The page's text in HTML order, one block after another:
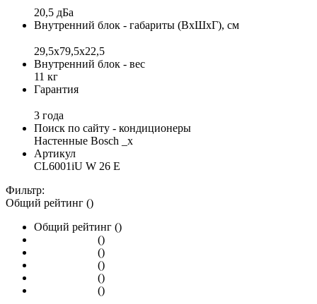
20,5 дБа
Внутренний блок - габариты (ВхШхГ), см
29,5x79,5x22,5
Внутренний блок - вес
11 кг
Гарантия
3 года
Поиск по сайту - кондиционеры
Настенные Bosch _x
Артикул
CL6001iU W 26 E
Фильтр:
Общий рейтинг ()
Общий рейтинг ()
()
()
()
()
()